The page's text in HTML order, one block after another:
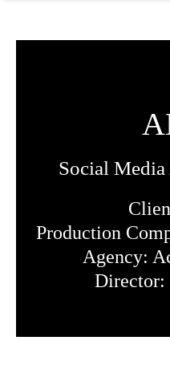
Social
Production
Agency:
Director: